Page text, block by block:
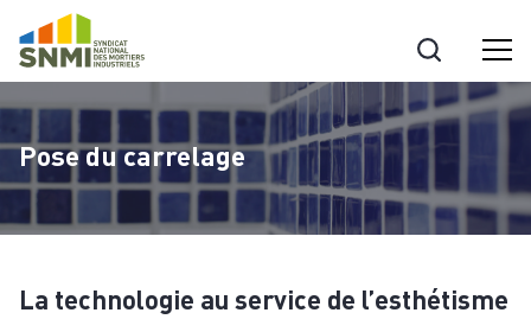
Pose du carrelage
La technologie au service de l’esthétisme
Cookies management panel